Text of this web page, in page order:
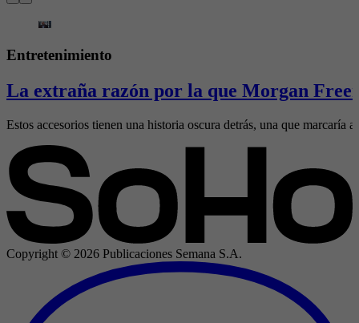
Entretenimiento
La extraña razón por la que Morgan
Estos accesorios tienen una historia oscura detrás, una que marcaría
Copyright © 2026 Publicaciones Semana S.A.